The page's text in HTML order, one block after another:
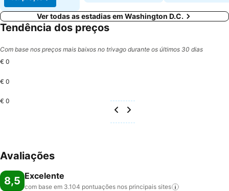
Ver todas as estadias em Washington D.C.
Tendência dos preços
Com base nos preços mais baixos no trivago durante os últimos 30 dias
€ 0
€ 0
€ 0
Avaliações
8,5 Excelente
com base em 3.104 pontuações nos principais sites